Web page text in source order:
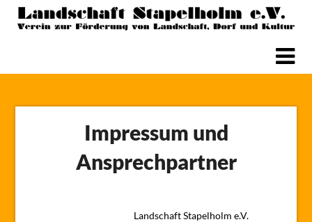
Skip
Impressum und
Ansprechpartner
Landschaft Stapelholm e.V.